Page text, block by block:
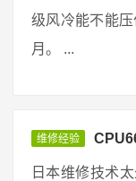
级风冷能不能
月。 ...
维修经验
日本维修技术